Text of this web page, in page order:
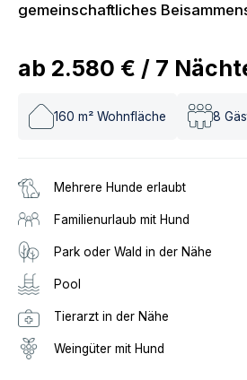
gemeinschaftliches
ab 2.580 € / 7
160 m² Wohnfläche 8
Mehrere Hunde erlaubt
Familienurlaub mit Hund
Park oder Wald in der Nähe
Pool
Tierarzt in der Nähe
Weingüter mit Hund